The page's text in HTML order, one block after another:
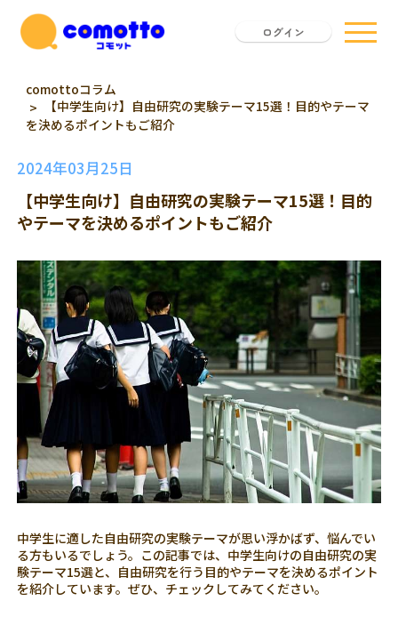
ログイン
comottoコラム
【中学生向け】自由研究の実験テーマ15選！目的やテーマ
を決めるポイントもご紹介
2024年03月25日
【中学生向け】自由研究の実験テーマ15選！目的
やテーマを決めるポイントもご紹介
中学生に適した自由研究の実験テーマが思い浮かばず、悩んでい
る方もいるでしょう。この記事では、中学生向けの自由研究の実
験テーマ15選と、自由研究を行う目的やテーマを決めるポイント
を紹介しています。ぜひ、チェックしてみてください。